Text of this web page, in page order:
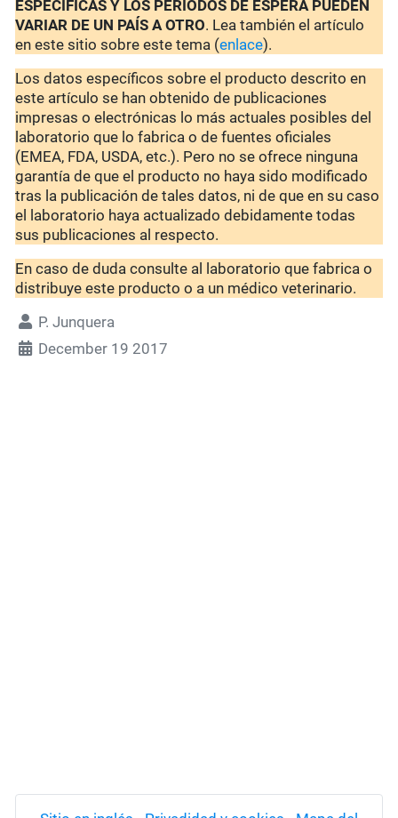
ESPECÍFICAS Y LOS PERIODOS DE ESPERA PUEDEN
VARIAR DE UN PAÍS A OTRO. Lea también el artículo
en este sitio sobre este tema (enlace).
Los datos específicos sobre el producto descrito en
este artículo se han obtenido de publicaciones
impresas o electrónicas lo más actuales posibles del
laboratorio que lo fabrica o de fuentes oficiales
(EMEA, FDA, USDA, etc.). Pero no se ofrece ninguna
garantía de que el producto no haya sido modificado
tras la publicación de tales datos, ni de que en su caso
el laboratorio haya actualizado debidamente todas
sus publicaciones al respecto.
En caso de duda consulte al laboratorio que fabrica o
distribuye este producto o a un médico veterinario.
P. Junquera
December 19 2017